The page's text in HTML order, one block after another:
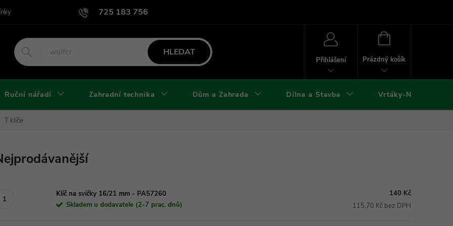
725 183 756
Podmínky užití webu Podmínky ochrany osobních údajů a cookies
HLEDAT
Přihlášení
NÁKUPNÍ
Prázdný košík
Ruční nářadí Zahradní technika Dům a Zahrada Dílna a Stavba Vrtáky-Nástroje
T klíče
Klíč na svíčky 16/21 mm - PA57260
Skladem u dodavatele (2-7 prac. dnů)
140 Kč
115,70 Kč bez DPH